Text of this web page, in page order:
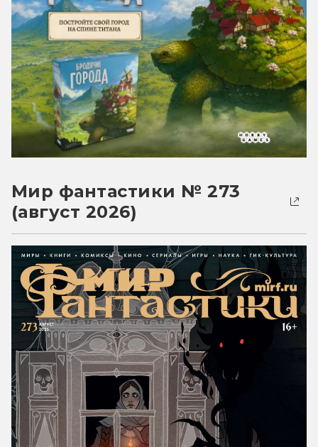
Мир фантастики № 273
(август 2026)